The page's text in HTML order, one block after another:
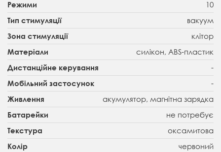
Режими 10
Тип стимуляції вакуум
Зона стимуляції клітор
Матеріали силікон, ABS-пластик
Дистанційне керування -
Мобільний застосунок -
Живлення акумулятор, магнітна зарядка
Батарейки не потребує
Текстура оксамитова
Колір червоний